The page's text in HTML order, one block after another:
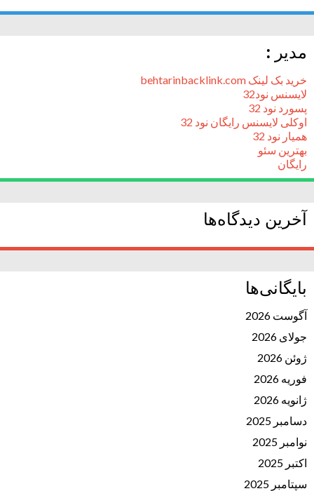
مدیر :
خرید بک لینک behtarinbacklink.com
لایسنس نود32
پسورد نود 32
اوکلی لایسنس رایگان نود 32
همیار نود 32
بهترین سئو
رایگان
آخرین دیدگاه‌ها
بایگانی‌ها
آگوست 2026
جولای 2026
ژوئن 2026
فوریه 2026
ژانویه 2026
دسامبر 2025
نوامبر 2025
اکتبر 2025
سپتامبر 2025